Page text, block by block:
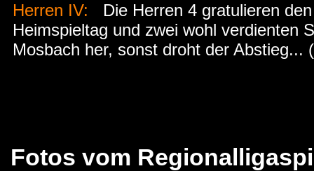
Herren IV:
Die Herren 4 gratulieren
Heimspieltag und zwei wohl verdienten
Mosbach her, sonst droht der Abstieg...
Fotos vom